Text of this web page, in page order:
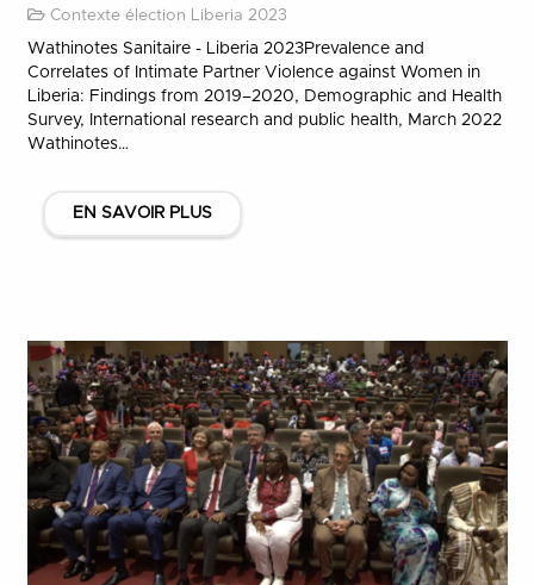
Contexte élection Liberia 2023
Wathinotes Sanitaire - Liberia 2023Prevalence and
Correlates of Intimate Partner Violence against Women in
Liberia: Findings from 2019–2020, Demographic and Health
Survey, International research and public health, March 2022
Wathinotes…
EN SAVOIR PLUS